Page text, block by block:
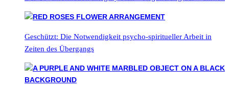
Geschützt: Die Notwendigkeit psycho-spiritueller Arbeit in
Zeiten des Übergangs